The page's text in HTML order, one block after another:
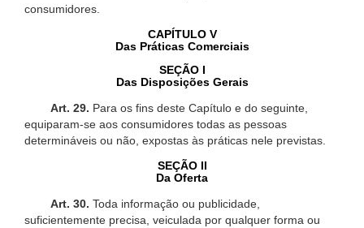
consumidores.
CAPÍTULO V
Das Práticas Comerciais
SEÇÃO I
Das Disposições Gerais
Art. 29. Para os fins deste Capítulo e do seguinte,
equiparam-se aos consumidores todas as pessoas
determináveis ou não, expostas às práticas nele previstas.
SEÇÃO II
Da Oferta
Art. 30. Toda informação ou publicidade,
suficientemente precisa, veiculada por qualquer forma ou